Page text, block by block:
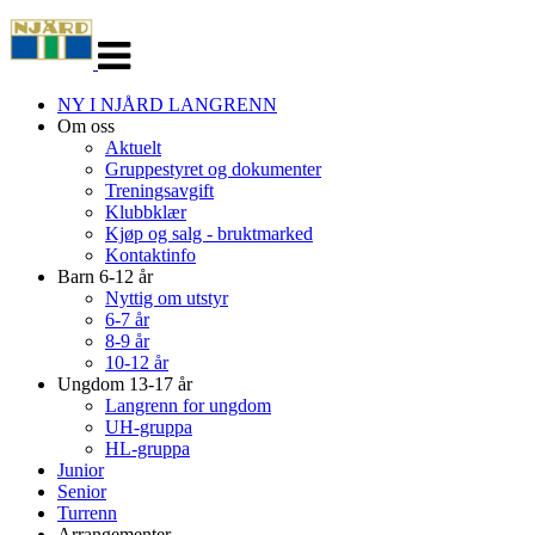
navigasjon
NY I NJÅRD LANGRENN
Om oss
Aktuelt
Gruppestyret og dokumenter
Treningsavgift
Klubbklær
Kjøp og salg - bruktmarked
Kontaktinfo
Barn 6-12 år
Nyttig om utstyr
6-7 år
8-9 år
10-12 år
Ungdom 13-17 år
Langrenn for ungdom
UH-gruppa
HL-gruppa
Junior
Senior
Turrenn